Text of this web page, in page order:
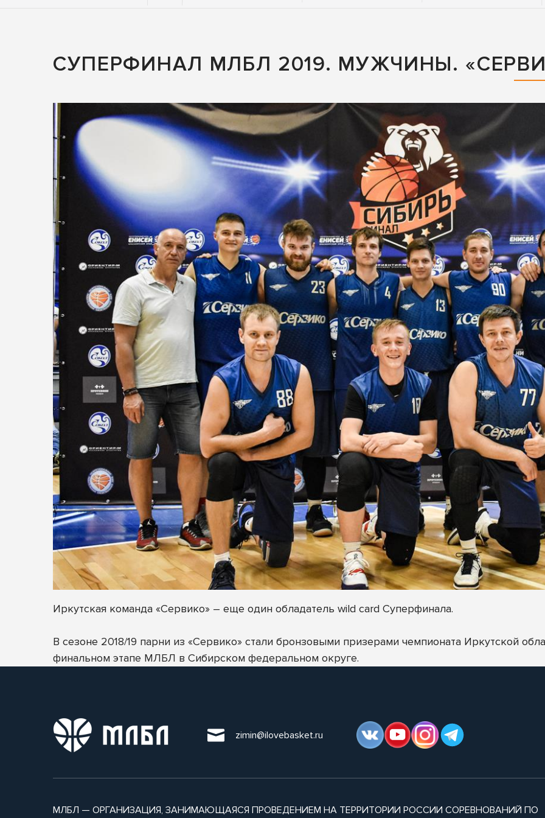
СУПЕРФИНАЛ МЛБЛ 2019. МУЖЧИНЫ.
Иркутская команда «Сервико» – еще один обладатель wild card Суперфинала.
В сезоне 2018/19 парни из «Сервико» стали бронзовыми призерами чемпионата Иркутской
финальном этапе МЛБЛ в Сибирском федеральном округе.
zimin@ilovebasket.ru
МЛБЛ — ОРГАНИЗАЦИЯ, ЗАНИМАЮЩАЯСЯ ПРОВЕДЕНИЕМ НА ТЕРРИТОРИИ РОССИИ СОРЕВНОВАНИЙ ПО